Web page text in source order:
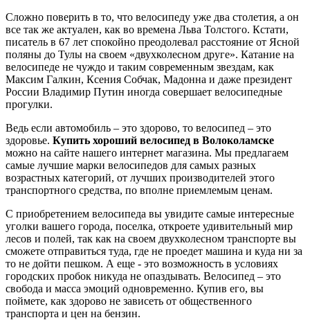
Сложно поверить в то, что велосипеду уже два столетия, а он
все так же актуален, как во времена Льва Толстого. Кстати,
писатель в 67 лет спокойно преодолевал расстояние от Ясной
поляны до Тулы на своем «двухколесном друге». Катание на
велосипеде не чуждо и таким современным звездам, как
Максим Галкин, Ксения Собчак, Мадонна и даже президент
России Владимир Путин иногда совершает велосипедные
прогулки.
Ведь если автомобиль – это здорово, то велосипед – это
здоровье. Купить хороший велосипед в Волоколамске
можно на сайте нашего интернет магазина. Мы предлагаем
самые лучшие марки велосипедов для самых разных
возрастных категорий, от лучших производителей этого
транспортного средства, по вполне приемлемым ценам.
С приобретением велосипеда вы увидите самые интересные
уголки вашего города, поселка, откроете удивительный мир
лесов и полей, так как на своем двухколесном транспорте вы
сможете отправиться туда, где не проедет машина и куда ни за
то не дойти пешком. А еще - это возможность в условиях
городских пробок никуда не опаздывать. Велосипед – это
свобода и масса эмоций одновременно. Купив его, вы
поймете, как здорово не зависеть от общественного
транспорта и цен на бензин.